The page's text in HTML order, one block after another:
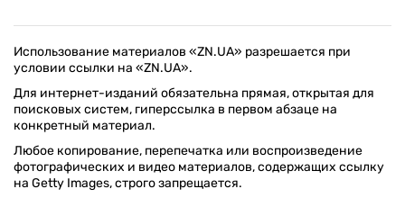
Использование материалов «ZN.UA» разрешается при
условии ссылки на «ZN.UA».
Для интернет-изданий обязательна прямая, открытая для
поисковых систем, гиперссылка в первом абзаце на
конкретный материал.
Любое копирование, перепечатка или воспроизведение
фотографических и видео материалов, содержащих ссылку
на Getty Images, строго запрещается.